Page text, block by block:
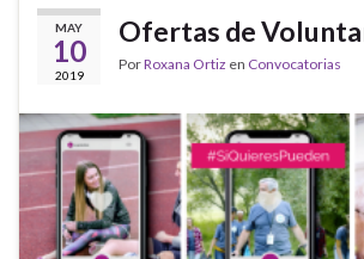
MAY
10
2019
Ofertas de
PorRoxana Ortiz en Convocatorias